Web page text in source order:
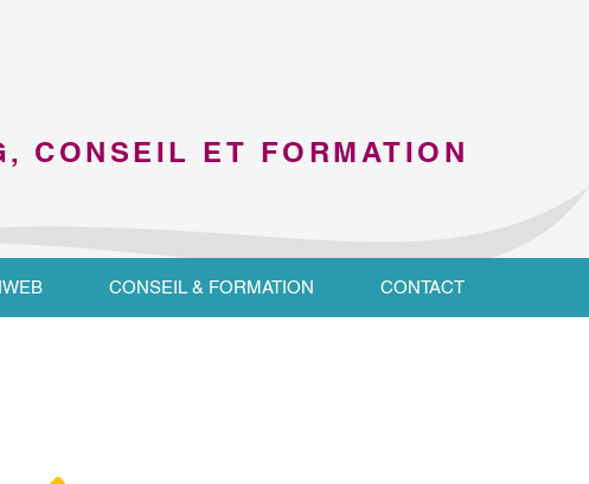
CONSEIL ET FORMATION
CONSEIL & FORMATION CONTACT